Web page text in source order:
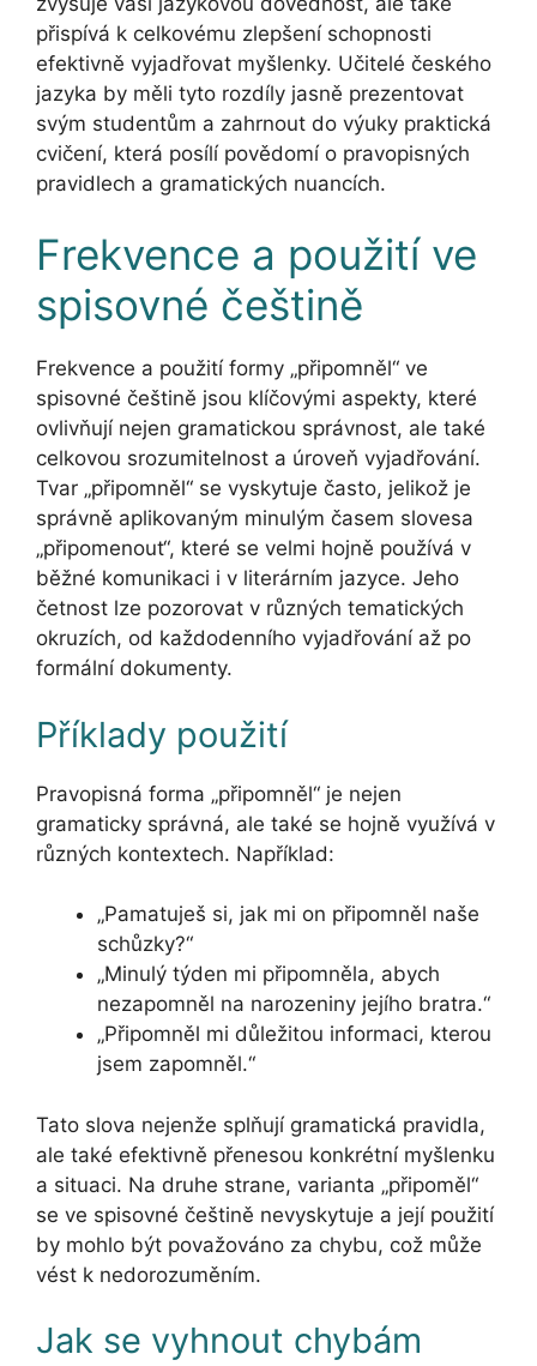
přispívá k celkovému zlepšení schopnosti
efektivně vyjadřovat myšlenky. Učitelé českého
jazyka by měli tyto rozdíly jasně prezentovat
svým studentům a zahrnout do výuky praktická
cvičení, která posílí povědomí o pravopisných
pravidlech a gramatických nuancích.
Frekvence a použití ve
spisovné češtině
Frekvence a použití formy „připomněl“ ve
spisovné češtině jsou klíčovými aspekty, které
ovlivňují nejen gramatickou správnost, ale také
celkovou srozumitelnost a úroveň vyjadřování.
Tvar „připomněl“ se vyskytuje často, jelikož je
správně aplikovaným minulým časem slovesa
„připomenout“, které se velmi hojně používá v
běžné komunikaci i v literárním jazyce. Jeho
četnost lze pozorovat v různých tematických
okruzích, od každodenního vyjadřování až po
formální dokumenty.
Příklady použití
Pravopisná forma „připomněl“ je nejen
gramaticky správná, ale také se hojně využívá v
různých kontextech. Například:
„Pamatuješ si, jak mi on připomněl naše
schůzky?“
„Minulý týden mi připomněla, abych
nezapomněl na narozeniny jejího bratra.“
„Připomněl mi důležitou informaci, kterou
jsem zapomněl.“
Tato slova nejenže splňují gramatická pravidla,
ale také efektivně přenesou konkrétní myšlenku
a situaci. Na druhe strane, varianta „připoměl“
se ve spisovné češtině nevyskytuje a její použití
by mohlo být považováno za chybu, což může
vést k nedorozuměním.
Jak se vyhnout chybám